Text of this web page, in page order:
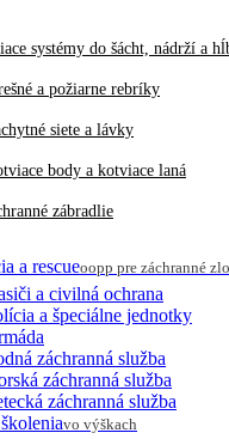
systémy do šácht, nádrží a
a požiarne rebríky
siete a lávky
body a kotviace laná
zábradlie
a rescueoopp pre záchranné
a civilná ochrana
a špeciálne jednotky
záchranná služba
záchranná služba
záchranná služba
vo výškach